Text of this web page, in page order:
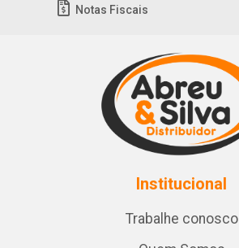
Notas Fiscais
Institucional
Trabalhe conosco